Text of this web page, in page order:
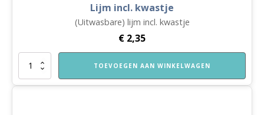
Lijm incl. kwastje
(Uitwasbare) lijm incl. kwastje
€ 2,35
Lijm
kwastje
TOEVOEGEN AAN WINKELWAGEN